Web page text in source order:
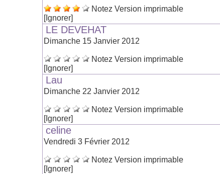
Notez Version imprimable
[Ignorer]
LE DEVEHAT
Dimanche 15 Janvier 2012
Notez Version imprimable
[Ignorer]
Lau
Dimanche 22 Janvier 2012
Notez Version imprimable
[Ignorer]
celine
Vendredi 3 Février 2012
Notez Version imprimable
[Ignorer]